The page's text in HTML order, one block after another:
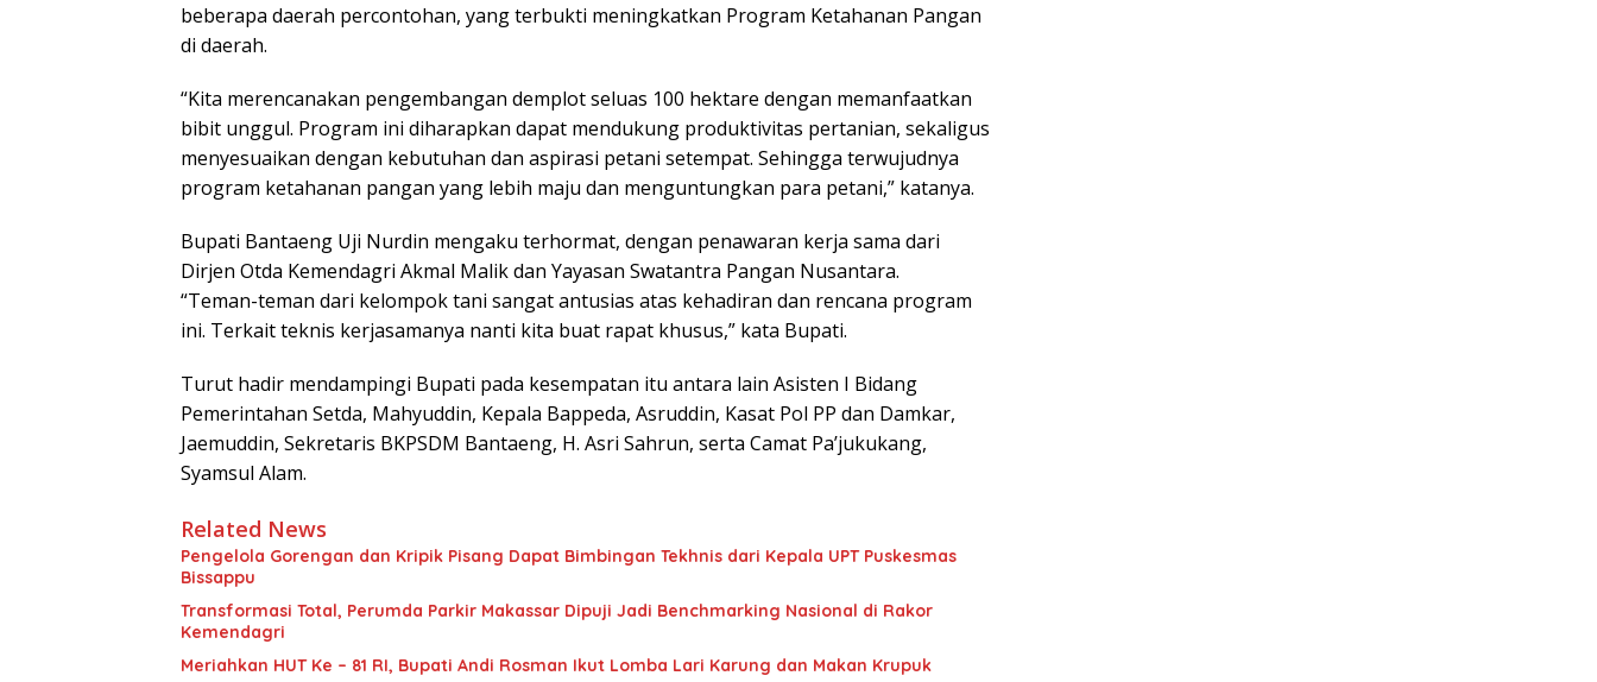
beberapa daerah percontohan, yang terbukti meningkatkan Program Ketahanan Pangan
di daerah.
“Kita merencanakan pengembangan demplot seluas 100 hektare dengan memanfaatkan
bibit unggul. Program ini diharapkan dapat mendukung produktivitas pertanian, sekaligus
menyesuaikan dengan kebutuhan dan aspirasi petani setempat. Sehingga terwujudnya
program ketahanan pangan yang lebih maju dan menguntungkan para petani,” katanya.
Bupati Bantaeng Uji Nurdin mengaku terhormat, dengan penawaran kerja sama dari
Dirjen Otda Kemendagri Akmal Malik dan Yayasan Swatantra Pangan Nusantara.
“Teman-teman dari kelompok tani sangat antusias atas kehadiran dan rencana program
ini. Terkait teknis kerjasamanya nanti kita buat rapat khusus,” kata Bupati.
Turut hadir mendampingi Bupati pada kesempatan itu antara lain Asisten I Bidang
Pemerintahan Setda, Mahyuddin, Kepala Bappeda, Asruddin, Kasat Pol PP dan Damkar,
Jaemuddin, Sekretaris BKPSDM Bantaeng, H. Asri Sahrun, serta Camat Pa’jukukang,
Syamsul Alam.
Related News
Pengelola Gorengan dan Kripik Pisang Dapat Bimbingan Tekhnis dari Kepala UPT Puskesmas
Bissappu
Transformasi Total, Perumda Parkir Makassar Dipuji Jadi Benchmarking Nasional di Rakor
Kemendagri
Meriahkan HUT Ke – 81 RI, Bupati Andi Rosman Ikut Lomba Lari Karung dan Makan Krupuk